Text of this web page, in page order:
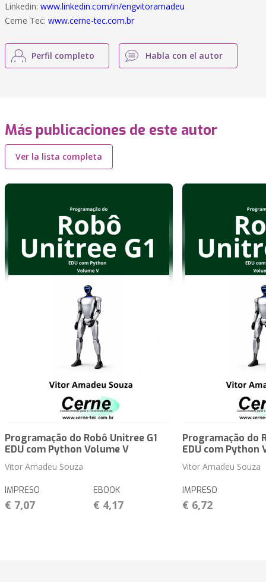
Linkedin: www.linkedin.com/in/engvitoramadeu
Cerne Tec: www.cerne-tec.com.br
Perfil completo Habla con el autor
Más publicaciones de este autor
Ver la lista completa
Programação do Robô Unitree G1
EDU com Python Volume V
Vitor Amadeu Souza
IMPRESO
€ 7,07
EBOOK
€ 4,17
Programação do
EDU com Python
Vitor Amadeu Souza
IMPRESO
€ 6,72